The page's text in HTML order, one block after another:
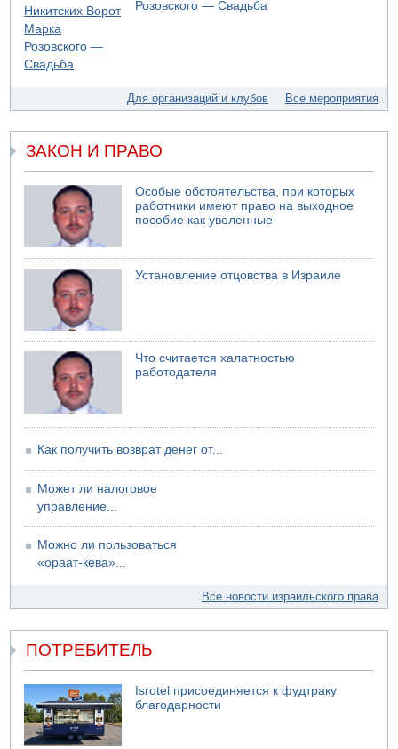
05.08.2026 13:32
В России горят новые склады
05.08.2026 10:19
Хуситы сообщают об атаке по Саудовскому танкеру
05.08.2026 10:16
Левые активисты пытались ворваться в офис
Розовского — Свадьба
Для организаций и клубов Все мероприятия
ЗАКОН И ПРАВО
Особые обстоятельства, при которых
работники имеют право на выходное
пособие как уволенные
Установление отцовства в Израиле
Что считается халатностью
работодателя
Как получить возврат денег от...
Может ли налоговое
управление...
Можно ли пользоваться
«ораат-кева»...
Все новости израильского права
ПОТРЕБИТЕЛЬ
Isrotel присоединяется к фудтраку
благодарности